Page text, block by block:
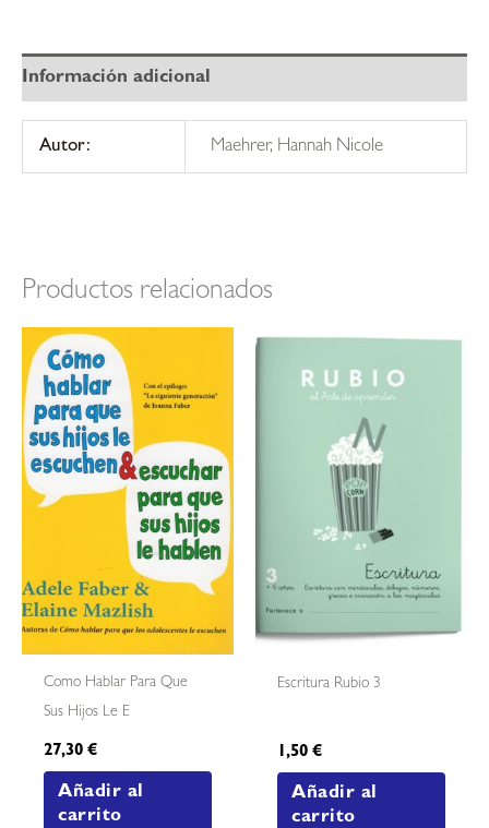
Información adicional
Autor: Maehrer, Hannah Nicole
Productos relacionados
Como Hablar Para Que
Sus Hijos Le E
27,30€
Añadir al
carrito
Escritura Rubio 3
1,50€
Añadir al
carrito